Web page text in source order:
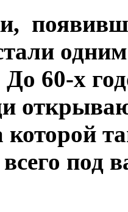
До 60-х
которой
под